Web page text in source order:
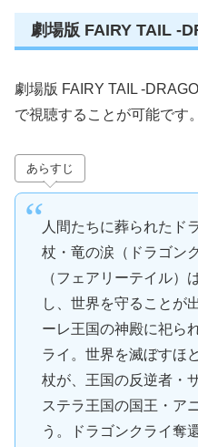
劇場版 FAIRY TAIL -
劇場版 FAIRY TAIL -
で視聴することが可能です。
あらすじ
人間たちに葬られたド
杖・竜の涙（ドラゴン
（フェアリーテイル）
し、世界を守ること
ーレ王国の神殿に祀ら
ライ。世界を滅ぼすほ
杖が、王国の反逆者・
ステラ王国の国王・ア
う。ドラゴンクライ奪